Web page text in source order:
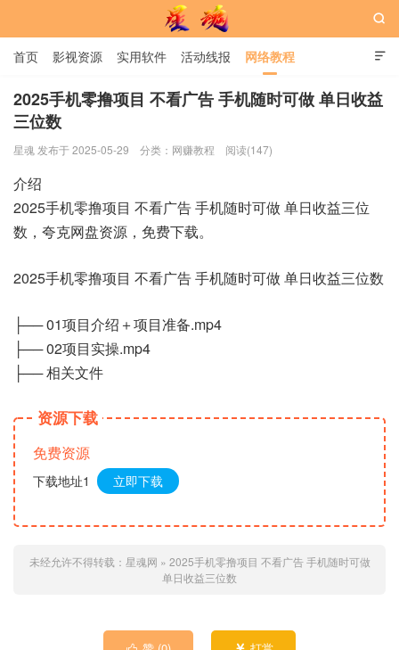
星魂网

首页 影视资源 实用软件 活动线报 网络教程
用户中心 书籍 娱乐

2025手机零撸项目 不看广告 手机随时可做 单日收益
三位数
星魂 发布于 2025-05-29 分类： 网赚教程 阅读(147)
介绍
2025手机零撸项目 不看广告 手机随时可做 单日收益三位
数，夸克网盘资源，免费下载。
2025手机零撸项目 不看广告 手机随时可做 单日收益三位数
├── 01项目介绍＋项目准备.mp4
├── 02项目实操.mp4
├── 相关文件
资源下载
免费资源
下载地址1 立即下载
未经允许不得转载： 星魂网 » 2025手机零撸项目 不看广告 手机随时可做
单日收益三位数